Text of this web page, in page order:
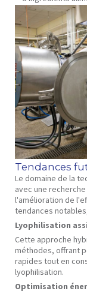
Tendances
Le domaine de la
avec une
l'amélioration de
tendances
Lyophilisation
Cette approche
méthodes, offrant
rapides tout en
lyophilisation.
Optimisation